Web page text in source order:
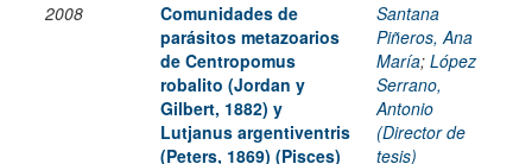
2008
Comunidades de
parásitos metazoarios
de Centropomus
robalito (Jordan y
Gilbert, 1882) y
Lutjanus argentiventris
(Peters, 1869) (Pisces)
Santana
Piñeros, Ana
María; López
Serrano,
Antonio
(Director de
tesis)